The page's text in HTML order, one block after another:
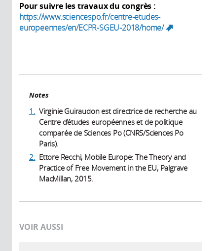
Pour suivre les travaux du congrès :
https://www.sciencespo.fr/centre-etudes-
europeennes/en/ECPR-SGEU-2018/home/
(link is
Notes
1. Virginie Guiraudon est directrice de recherche au
Centre d’études européennes et de politique
comparée de Sciences Po (CNRS/Sciences Po
Paris).
2. Ettore Recchi, Mobile Europe: The Theory and
Practice of Free Movement in the EU, Palgrave
MacMillan, 2015.
VOIR AUSSI